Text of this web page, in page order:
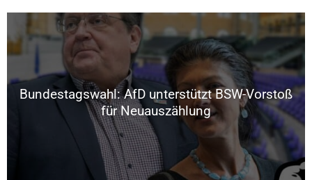
Bundestagswahl: AfD unterstützt BSW-Vorstoß
für Neuauszählung